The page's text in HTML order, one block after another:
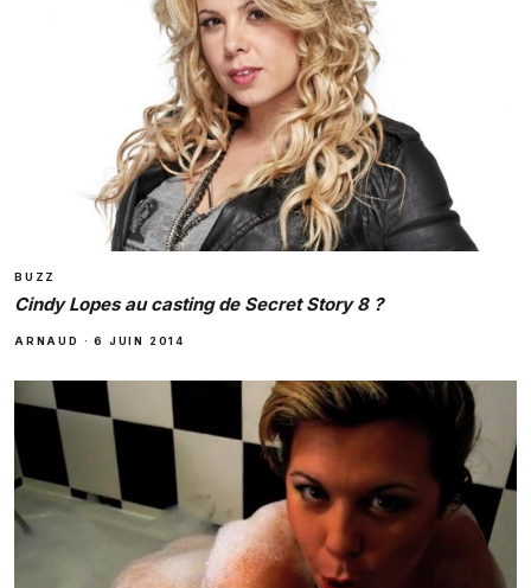
BUZZ
Cindy Lopes au casting de Secret Story 8 ?
ARNAUD ·6 JUIN 2014